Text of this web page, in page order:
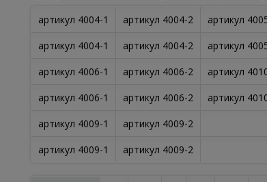
артикул 4004-1 артикул 4004-2 артикул
артикул 4004-1
артикул 4004-2 артикул
артикул 4006-1
артикул 4006-2 артикул
артикул 4006-1
артикул 4006-2 артикул
артикул 4009-1
артикул 4009-2
артикул 4009-1
артикул 4009-2